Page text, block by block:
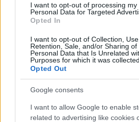
I want to opt-out of processing my
Personal Data for Targeted
Opted In
I want to opt-out of Collection, Use,
Retention, Sale, and/or Sharing of
Personal Data that Is Unrelated
Purposes for which it was collected.
Opted Out
Google consents
I want to allow Google to enable
related to advertising like cookies
Barnier szerepét – amit filmen
Stallonetett ismertté az egész
ViktorésGubás Gabialakítja.